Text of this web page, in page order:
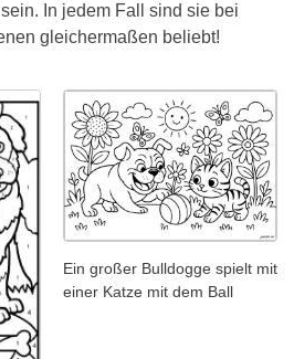
In jedem Fall sind sie bei
gleichermaßen beliebt!
Ein großer Bulldogge spielt mit
einer Katze mit dem Ball